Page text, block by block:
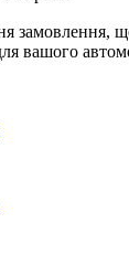
замовлення,
вашого